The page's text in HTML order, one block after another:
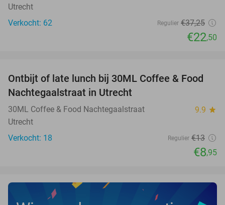
Utrecht
Verkocht: 62
Regulier €37,25
€22,50
31%
NEW
TODAY
Ontbijt of late lunch bij 30ML Coffee & Food
Nachtegaalstraat in Utrecht
30ML Coffee & Food Nachtegaalstraat 9.9 star
Utrecht
Verkocht: 18
Regulier €13
€8,95